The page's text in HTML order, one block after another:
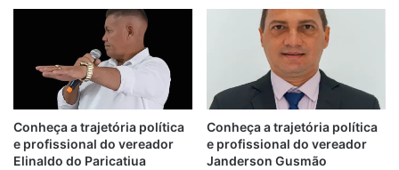
Cultura e Turismo de Bequimão, Rodrigo
Martins, levou para o debate a Política
Nacional Aldir Blanc de Fomento à Cultura
(PNAB), que tem fortalecido o seguimento.
Conheça a trajetória política
e profissional do vereador
Elinaldo do Paricatiua
Conheça a trajetória política
e profissional do vereador
Janderson Gusmão